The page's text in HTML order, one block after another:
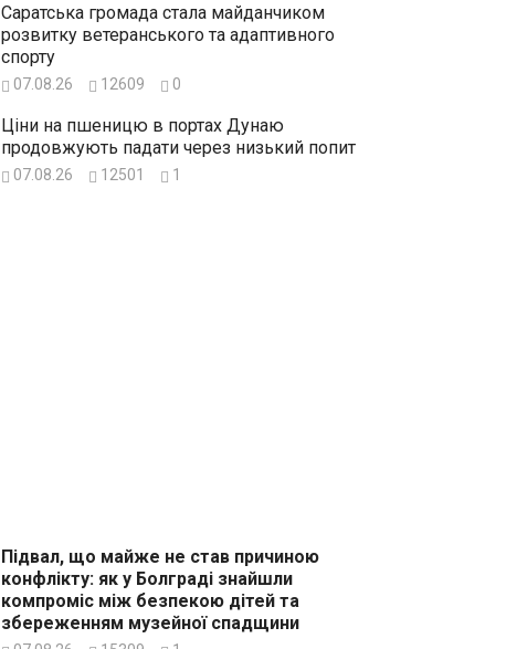
Саратська громада стала майданчиком
розвитку ветеранського та адаптивного
спорту
07.08.26 12609 0
Ціни на пшеницю в портах Дунаю
продовжують падати через низький попит
07.08.26 12501 1
Підвал, що майже не став причиною
конфлікту: як у Болграді знайшли
компроміс між безпекою дітей та
збереженням музейної спадщини